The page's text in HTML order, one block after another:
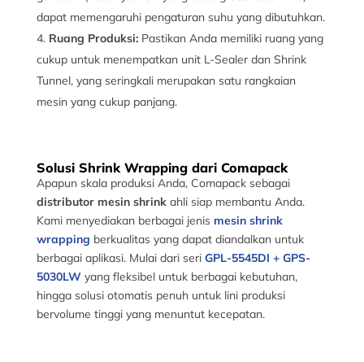
dapat memengaruhi pengaturan suhu yang dibutuhkan.
Ruang Produksi:Pastikan Anda memiliki ruang yang
cukup untuk menempatkan unit L-Sealer dan Shrink
Tunnel, yang seringkali merupakan satu rangkaian
mesin yang cukup panjang.
Solusi Shrink Wrapping dari Comapack
Apapun skala produksi Anda, Comapack sebagai
distributor mesin shrinkahli siap membantu Anda.
Kami menyediakan berbagai jenis mesin shrink
wrapping berkualitas yang dapat diandalkan untuk
berbagai aplikasi. Mulai dari seri GPL-5545DI + GPS-
5030LWyang fleksibel untuk berbagai kebutuhan,
hingga solusi otomatis penuh untuk lini produksi
bervolume tinggi yang menuntut kecepatan.